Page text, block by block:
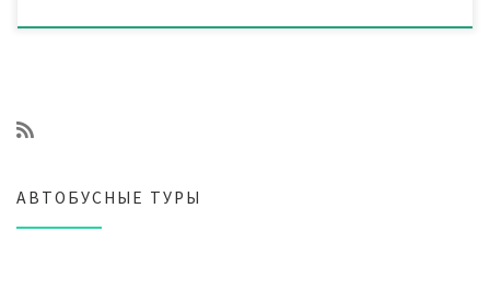
АВТОБУСНЫЕ ТУРЫ